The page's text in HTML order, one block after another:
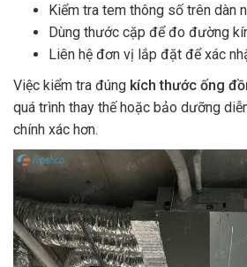
Kiểm tra tem thông số trên dàn
Dùng thước cặp để đo đường
Liên hệ đơn vị lắp đặt để xác
Việc kiểm tra đúng kích thước ống
quá trình thay thế hoặc bảo dưỡng
chính xác hơn.